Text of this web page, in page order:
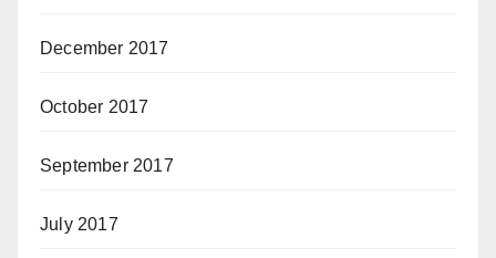
December 2017
October 2017
September 2017
July 2017